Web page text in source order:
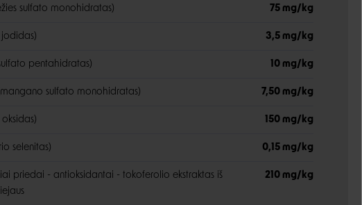
sulfato monohidratas) 75 mg/kg
3,5 mg/kg
pentahidratas) 10 mg/kg
sulfato monohidratas) 7,50 mg/kg
oksidas) 150 mg/kg
selenitas) 0,15 mg/kg
priedai - antioksidantai - tokoferolio ekstraktas iš
210 mg/kg